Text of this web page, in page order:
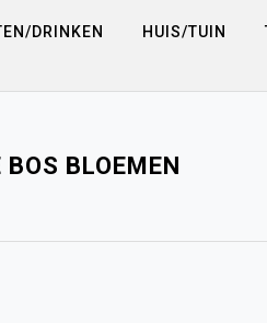
DRINKEN HUIS/TUIN
BOS BLOEMEN